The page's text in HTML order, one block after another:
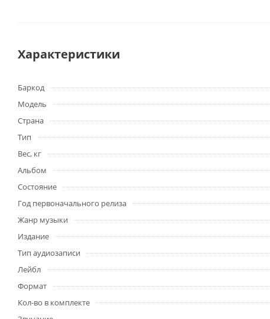
Характеристики
Баркод
Модель
Страна
Тип
Вес, кг
Альбом
Состояние
Год первоначального релиза
Жанр музыки
Издание
Тип аудиозаписи
Лейбл
Формат
Кол-во в комплекте